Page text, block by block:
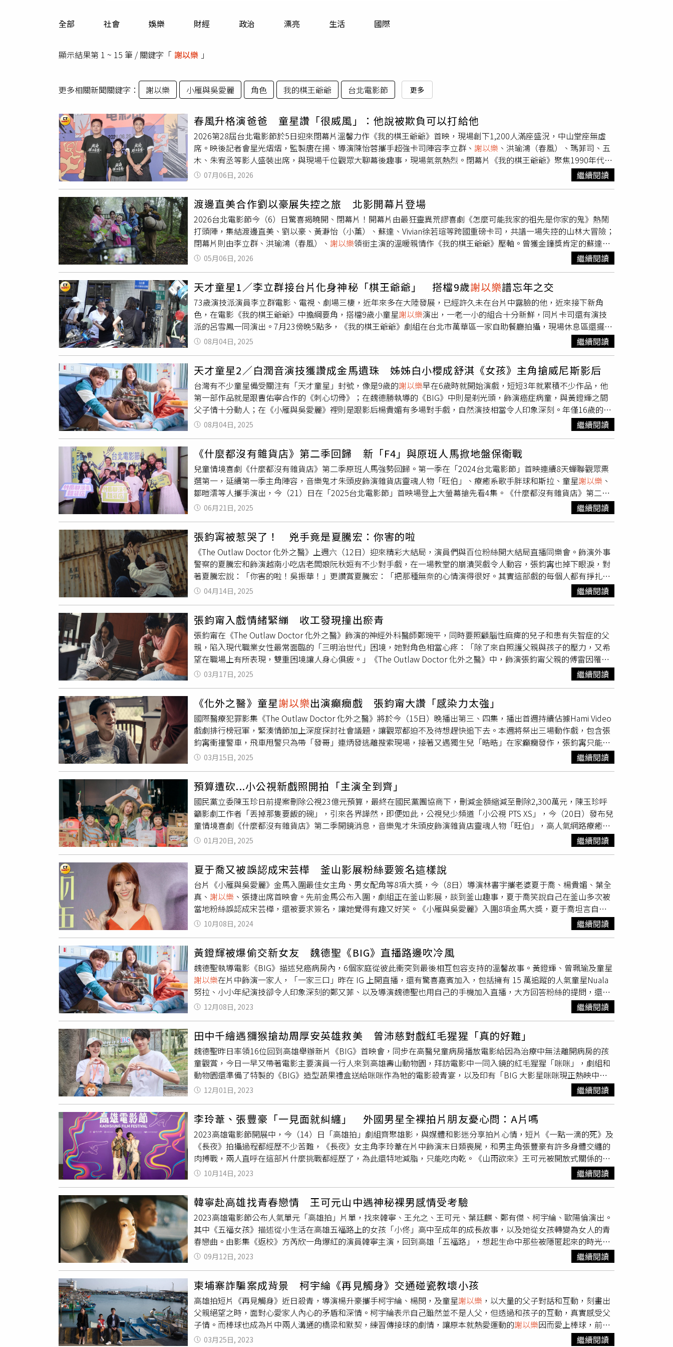
運勢
全部 社會 娛樂 財經 政治 漂亮 生活 國際
顯示結果第 1 ~ 15 筆 / 關鍵字「 謝以樂 」
更多相關新聞關鍵字： 謝以樂 小雁與吳愛麗 角色 我的棋王爺爺 台北電影節 更多
春風升格演爸爸 童星讚「很威風」：他說被欺負可以打給他
2026第28屆台北電影節於5日迎來閉幕片溫馨力作《我的棋王爺爺》首映，現場創下1,200人滿座盛況，中山堂座無虛
席。映後記者會星光熠熠，監製唐在揚、導演陳怡蓉攜手超強卡司陣容李立群、 謝以樂 、洪瑜鴻（春風）、瑪菲司、五
木、朱宥丞等影人盛裝出席，與現場千位觀眾大聊幕後趣事，現場氣氛熱烈。閉幕片《我的棋王爺爺》聚焦1990年代末
的城南萬華，講述孤獨的鑰匙兒童（
飾）與公園裡的退伍老「棋王」（李立群 飾）因象棋對弈相遇，展開一場跨
，並有春風、朱宥
丞、陶傳正等卡司畫龍點睛，透過繁忙台北城一角，共同演繹一段「棋如人生，人生如棋」的庶民生命史。今日首映現
場笑聲與淚水交織，真摯的情感令全場1,200位觀眾深受動容。記者會焦點全在跨世代卡司的精彩互動。久未與台灣觀眾
見面的資深戲骨李立群，在片中飾演靈魂人物「棋王爺爺」。被問到接演契機，他笑說是被劇本中細膩的祖孫情吸引，
為了精準呈現「老棋王」氣勢，劇組還特別找國手級老師幫大家集訓。被問到象棋技術，李立群自嘲：「其實我象棋談
技術可能只有一分兩分，還好指導老師很到位！」導演陳怡蓉則透露，這次能邀請到李立群參與演出，是因為李立群分
享自己生命中也有一位影響他很深的前輩，因此對這個帶有長輩情懷的角色特別有感。李立群戲裡飾演開老兵牛肉麵店
的老伯伯，戲外他也擁有符合角色設定的驚人好廚藝，他分享說：「我很會煮麵食，擀餃子皮、包餃子、手擀麵都會，
牛肉麵的沙茶、紅燒口味也都會，也會炒點簡單的菜。這次在戲裡擀餃子皮的畫面，全都是我自己親自擀的！」在片中
挑大樑演出「小棋王」的謝以樂 則透露，私下為了象棋招式下了不少苦功。他笑說：「我本來只會玩半盤，全盤學完之
後就到處跟別人下象棋，還會特別跑去青年公園看人家下棋。」而片中飾演青年版「小棋王」的朱宥丞也透露，自己原
本完全不會下棋，為了揣摩象棋高手，在象棋指導的密集特訓下苦學基本戰術，心思都放在怎麼上網下棋磨練。台北電
影節閉幕片《我的棋王爺爺》千人首映笑中帶淚，（左起）演員五木、瑪菲司、導演陳怡蓉、演員謝以樂、洪瑜鴻（春
風）、朱宥丞、監製唐在揚出席記者會聊幕後趣事。（圖／黃耀徵攝）這次在片中升格「演爸爸」的洪瑜鴻（春風），
收起過往犀利氣場，展現截然不同的反差演技。春風透露，開拍前特別花時間跟謝以樂相處、培養父子默契，拍攝時好
幾場家族和解的重頭戲，連自己都在鏡頭後被深深感動。談到父子角色互動，謝以樂爆料說，「春風叔叔建議我長大去
當法醫，說很受人尊敬還可以賺很多錢，還叫我以後要養卡斯羅，說是一種很兇、只認主人、看到別人會先咬對方的
狗，可以保護我！」坐在一旁的春風趕緊澄清：「我是說要對動物好一點，我叫他養博美啦！」謝以樂也分享曾去台中
找春風玩，兩人一起去湯姆熊，春風很會夾娃娃。聊到有沒有把春風當爸爸一樣尊敬？ 謝以樂點頭說：「有他當爸爸蠻
威風的，就不會被人欺負，因為他說被欺負就可以打電話給他。」春風當場幽默吐槽：「我是叫你報警！」此外，片中
跨界演出的演員瑪菲司與五木在片中飾演夫妻。兩人透露，為了在銀幕前呈現自然老夫老妻感，開拍前私下花了不少時
間培養感情，同台飆戲激盪出意想不到的火花。五木直說，知道瑪菲司是電商女王，開拍前一天收到她傳訊息寫「請多
指教，老公」，讓他瞬間入戲，更開玩笑說兩人會這麼有CP感是因為「我們就長得這麼配啊」；瑪菲司則調侃五木在戲
裡是個「負責倒垃圾洗碗的工具人，只要老婆有智慧、他負責做就對了。」為完美呈現自助餐店老闆娘的形象，瑪菲司
透露有去觀摩，像是「盤子要敲兩下」的細節等。不過兩人片中是對相愛相殺的夫妻，有場戲不小心打得太起勁，還當
場被導演喊卡阻止說：「要收一點！」
07月06日, 2026 繼續閱讀
渡邊直美合作劉以豪展失控之旅 北影開幕片登場
2026台北電影節今（6）日驚喜揭曉開、閉幕片！開幕片由最狂靈異荒謬喜劇《怎麼可能我家的祖先是你家的鬼》熱鬧
打頭陣，集結渡邊直美、劉以豪、黃瀞怡（小薰）、蘇達、Vivian徐若瑄等跨國重磅卡司，共譜一場失控的山林大冒險；
閉幕片則由李立群、洪瑜鴻（春風）、 謝以樂領銜主演的溫暖親情作《我的棋王爺爺》壓軸。曾獲金鐘獎肯定的蘇達，
首度轉戰電影導演便祭出「自編自導自演」大招，傾心打造喜劇長片《怎麼可能我家的祖先是你家的鬼》（Oh My
Ghost! Oh My God!），故事講述日本天后「歌姬茱麗葉」隨經紀人來台尋根，卻遭祖靈與鬼魂亂入，展開一場驚笑交
挑戰膽量極限，導演蘇達也回歸鏡頭前與眾人飆戲，影視歌三棲的徐若瑄更以重量級角色驚喜現身，演出關鍵的神秘人
物，讓電影更加引發影迷期待。獲知作品榮膺開幕片，導演蘇達既激動又幽默地表示：「怎麼可能首部長片就獲選開幕
片！感謝北影的多元與開放，讓不高的我們有機會跳起來給更多人看見，讓『怎麼可能』變成了『怎麼不可能』！」小
薰（黃瀞怡）也驚呼「不敢相信」，她表示這是一部原住民元素滿滿的幽默之作，能作為開幕片深感榮幸；徐若瑄則感
性分享，這次演出的角色對她而言是非常特別且難忘的存在，很開心能身為其中一份子；男神劉以豪與演員撒基努也紛
紛表達受寵若驚，除了對作品獲選備感期待，也衷心希望大家都會喜歡這部電影。閉幕片《我的棋王爺爺》（The
Grandmaster's Gift）由導演陳怡蓉執導，集結資深戲骨李立群與靈動童星 謝以樂
，細膩刻畫一段忘年棋緣。故事聚焦於
孤單度過童年的鑰匙兒童，在公園邂逅自稱「棋王」的退伍老兵，兩人藉由棋局約定，構築出深厚的情感連結。閉幕片
《我的棋王爺爺》中由去年角逐台北電影獎的春風（洪瑜鴻），挑戰飾演在生計與父愛間拉扯的運將父親。（圖／台北
電影節）去年以《白衣蒼狗》角逐台北電影獎的春風（洪瑜鴻），此次則挑戰飾演在生計與父愛間拉扯的運將父親。三
人透過日常互動累積情感厚度，逐步揭開內心深處的牽掛，讓「對弈」超脫勝負較量，昇華為理解彼此、與人生和解的
溫柔過程。
05月06日, 2026 繼續閱讀
天才童星1／李立群接台片化身神秘「棋王爺爺」 搭檔9歲謝以樂譜忘年之交
73歲演技派演員李立群電影、電視、劇場三棲，近年來多在大陸發展，已經許久未在台片中露臉的他，近來接下新角
色，在電影《我的棋王爺爺》中擔綱要角，搭檔9歲小童星謝以樂演出，一老一小的組合十分新鮮，同片卡司還有演技
派的呂雪鳳一同演出。7月23傍晚5點多，《我的棋王爺爺》劇組在台北市萬華區一家自助餐廳拍攝，現場休息區還擺放
了1998年台北市長競選旗幟，可以由此判斷故事設定的年代。李立群先是走出拍攝場景，在外面與工作人員聊天，一邊
抽菸解癮，抽完菸便搭乘劇組的交通車離去。李立群在片場戴眼鏡、身穿白色polo杉，一身戲服看起來的確很符合公園
則是趁著暑假時，加入劇組拍攝，爸爸四季強也陪著兒子一起待在
片場，在一旁休息區等候。當天收工後，謝以樂的媽媽在個人社群貼出父子倆收工後的照片，一家人在附近尋找在地美
食當晚餐，一起享受溫馨的家庭時光。謝以樂 在《我的棋王爺爺》擔綱關鍵角色。（圖／本刊攝影組）謝以樂爸爸也在
片場陪著兒子拍戲。（圖／本刊攝影組）事後 謝以樂的媽媽還分享全家人在萬華尋找美食的限動。（圖／翻攝自
mola_family IG）《我的棋王爺爺》劇情描述從小就是電視兒童的男孩，在公園遇上退休老兵，自稱是「棋王」，並和
男孩約定每天一起下棋，只要贏了就能獲得50元。與棋王爺爺下棋，成了男孩最快樂的時光，兩人之間也建立起超越年
紀的忘年友誼。然而棋王爺爺突然間離開人世，男孩下定決心未來要在天堂贏得50元獎金，卻在整理遺物時發現象棋大
賽獎牌，原來爺爺是真正的棋王。《我的棋王爺爺》早在2024年就拿下優良電影劇本特優獎，同獎項獲獎的還有近期即
將上映的《我家的事》、以及舞台劇改編的《勸世三姐妹》等，清一色都是以溫馨、親情為主軸。《我家的事》在台北
電影節上映獲好評，《勸世三姐妹》舞台劇北中南巡演也是場場爆滿，如今又有同樣拿下優良劇本的《我的棋王爺
爺》，光是劇情簡介就讓人期待值滿滿。
08月04日, 2025 繼續閱讀
天才童星2／白潤音演技獲讚成金馬遺珠 姊姊白小櫻成舒淇《女孩》主角搶威尼斯影后
台灣有不少童星備受關注有「天才童星」封號，像是9歲的謝以樂早在6歲時就開始演戲，短短3年就累積不少作品，他
第一部作品就是跟曹佑寧合作的《刺心切骨》；在魏德勝執導的《BIG》中則是剃光頭，飾演癌症病童，與黃鐙輝之間
父子情十分動人；在《小雁與吳愛麗》裡則是跟影后楊貴媚有多場對手戲，自然演技相當令人印象深刻。年僅16歲的白
潤音，從7歲就已經入行演戲，精湛演技加上討喜性格一入行就被稱作天才童星，在《親愛的房客》、《老狐狸》中與
莫子儀、陳慕義等演技派對戲，演技也毫不遜色，在兩部作品皆被視作是金馬遺珠。白潤音先前因升國中，專注學業短
暫息影，升上高中後全面復出，是近期備受矚目的新生代演員。白潤音在《老狐狸》中演技精湛，被視作當年金馬入圍
最大遺珠。（圖／華映娛樂提供）17歲的白小櫻是白潤音的姊姊，從10歲就開始出道演戲，12歲就獲得金鐘獎迷你劇集
潛力新人獎，當時獲獎時她曾喊話想要演出電影女主角。在5年後終於如願，她在舒淇執導電影《女孩》中擔綱演出，
該片還入圍威尼斯影展主競賽單元，將角逐最高榮譽金獅獎。白小櫻則有望與艾瑪史東、孫藝真搶影后寶座。白小櫻在
舒淇執導電影《女孩》中擔綱演出，有望搶威尼斯影后。（圖／甲上提供）13歲的林品彤出生在澳洲，8歲就開始劇場
演出，10歲時演出《美國女孩》搭檔方郁婷演出姐妹受到矚目。相隔兩年，年僅12歲的她攜手陳意涵演出《小曉》，她
飾演問題兒童的自然演技，成功奪下金馬影后，創下金馬影史下最年輕影后紀錄。林品彤當年以12歲年紀拿下金馬影
后，創下最年輕紀錄。（圖／本刊攝影組）
08月04日, 2025 繼續閱讀
《什麼都沒有雜貨店》第二季回歸 新「F4」與原班人馬掀地盤保衛戰
兒童情境喜劇《什麼都沒有雜貨店》第二季原班人馬強勢回歸。第一季在「2024台北電影節」首映連續8天蟬聯觀眾票
選第一，延續第一季主角陣容，音樂鬼才朱頭皮飾演雜貨店靈魂人物「旺伯」、療癒系歌手胖球和斯拉、童星謝以樂 、
鄒暟澐等人攜手演出，今（21）日在「2025台北電影節」首映場登上大螢幕搶先看4集。《什麼都沒有雜貨店》第二季
承接第一季輕鬆幽默的情境喜劇風格，並加入四位新成員組成的「F4」出現在雜貨店，讓原本的四人發現自己在雜貨店
的地位岌岌可危，不甘心地展開一場雜貨店地盤保衛戰。劇情描繪孩子們面對成長煩惱與日常困境，讓小觀眾在歡笑中
找到專屬他們的情感共鳴。飾演「旺伯」的朱頭皮對於第二季孩子面臨成長的煩惱，他感嘆：「第二季成長的故事不像
第一季那麼單純，孩子的人生不再是簡簡單單的。」對於新成員「F4」跟原班人馬的四位主角之間的競爭摩擦，朱頭皮
笑稱：「看到四位主角遇到『F4』一起擦出新火花，互相較勁的劇情就像成長的過程中一定會遇到同儕的壓力！」朱頭
皮回憶從小到大學時期的生活都圍繞著雜貨店，直到1985年正值朱頭皮大學時期，便利商店漸漸取代雜貨店，他還是會
特地走到巷口的雜貨店購買生活必需品，也讓他不禁感嘆：「小時候雜貨店隨處可見的時候不懂得珍惜，現在才了解雜
貨店的珍貴。」《什麼都沒有雜貨店》第二季加入四位新成員組成的「F4」，讓原本的四人發現自己在雜貨店的地位岌
岌可危。（圖／公視提供）四位主角經過第一季的拍攝經驗，在第二季有了更多的成長，新一季的劇情也增加更多挑
戰，飾演「大可」的胖球透露：「有一場戲是練習騎腳踏車不裝輔助輪，結果拍攝過程中跌倒了，雖然很痛，但我還是
記得作為演員的身份，把戲演好是最重要的，所以還是忍痛把戲拍完。」第一季導演李權洋於第二季擔任總導演，更在
台北電影節首映現場感動表示：「去年《什麼都沒有雜貨店》第一季參加台北電影節就有觀眾敲碗有新一季，沒想到今
年成真了。」本季加入新的導演組合：林亞佑、戴薇、黃丹琪、林柏瑜、吳季恩。總導演李權洋更表示：「很高興有更
多優秀的演員和導演加入！讓第二季拍攝放鬆許多，跟導演們開編劇會議聊角色、聊童年，把大家的靈感和能量放進雜
貨店裡。」對於增加新角色，他也透露：「本季新推出的『F4』非常有特色，很期待他們在雜貨店與主角們擦出火
花。」《什麼都沒有雜貨店》第二季將於8月30日起播出。（圖／公視提供）導演黃丹琪笑稱自己在《什麼都沒有雜貨
店》中是「新同學」，也分享拍《什麼都沒有雜貨店》跟當媽媽的感覺很像，她坦言：「有種一起重新長大的感覺。跟
這些同學們一起玩、一起說故事，有時候提醒他們、有時候鼓勵他們，更多時候是在螢幕前感到幸福，這八位同學真的
太可愛啦！」面對小主角們在第二季飆速成長，她更透露：「第二季孩子都比第一季都更成熟了，尤其是胖球飾演的大
可已經是個少女了！如何在原本的角色中融合成長的樣子，是本季最大的挑戰。」《什麼都沒有雜貨店》第二季喜旺來
商號又開張啦！經過這段時間，從台北搬來的小傑，變成了徹頭徹尾 的「在地人」，與活潑的阿樂、知識控大可、貪吃
鬼小可，還有老頑童旺伯，成為了真正的好朋友，一起度過吵吵鬧鬧的每一天。新的一季，他們開始長大，吵得更兇，
哭得更大聲，跑得更遠，卻總是笑著回來。因為，真正的好朋友，不是永遠不吵架，而是吵完之後，依舊可以用力和
好。《什麼都沒有雜貨店》第二季8/30起，每週六晚間7:00，「小公視」頻道、「小公視YT」、「公視＋」播出，一次
連播兩集。
06月21日, 2025 繼續閱讀
張鈞𡩋被惹哭了！ 兇手竟是夏騰宏：你害的啦
《The Outlaw Doctor 化外之醫》上週六（12日）迎來精彩大結局，演員們與百位粉絲開大結局直播同樂會。飾演外事
警察的夏騰宏和飾演越南小吃店老闆娘阮秋姮有不少對手戲，在一場教堂的崩潰哭戲令人動容，張鈞𡩋也掉下眼淚，對
著夏騰宏說：「你害的啦！吳振華！」更讚賞夏騰宏：「把那種無奈的心情演得很好。其實這部戲的每個人都有掙扎跟
無奈的時候，包括移工、還有遇到這些事情的人，吳振華在最後一段總結了大家的心情。」遠在越南的男主角「發哥」
連炳發也分享：「兩年前來台灣拍戲，真的覺得非常開心！ 越南粉絲們覺得《The Outlaw Doctor 化外之醫》的品質超
好，很替我開心，非常感謝大家。」飾演張鈞𡩋患有腦性麻痺兒子的「天才童星」
起粉絲驚呼連連。楊一展在《The Outlaw Doctor 化外之醫》飾演人力仲介劉天誠，當晚在家陪爸媽一起觀賞大結局，
逗趣地說：「有點不太自在，我很少和爸媽一起看我拍的戲，所以剛剛都在看我爸媽的反應。」引起全場大笑，網友更
盛讚「楊一展的演出顛覆了以往的形象，演技真的很出色！」蔡亘晏在《The Outlaw Doctor 化外之醫》飾演「威大第
一美」護理師林靜鈺，角色個性自在奔放、忠於自我，談到演出《The Outlaw Doctor 化外之醫》，蔡亘晏分享道：
「自己的親妹妹就是護理師，回到家的時候常常房子走一圈怎麼沒看到人，才發現人在腳下，妹妹累到直接躺在地上就
睡著了，真的非常心疼，也讓我更尊重醫護專業這份工作。」許安植飾演年輕氣盛的檢察官周傳蕙，連夜追捕因非法執
業害死自己父親的連炳發，角色對觀眾來說不太討喜，許安植說：「距離拍攝已經兩年後，現在再看這部戲時自己也覺
得天啊，周傳蕙也太令人討厭了吧！」引起全場笑聲，大結局直播同樂會的現場觀眾也特別回饋，因自己的工作會和檢
察官有所接觸，「某些時候檢察官必須做出這樣的抉擇。」《The Outlaw Doctor 化外之醫》演員出席大結局直播同樂
會，演員及粉絲們笑聲中也夾雜著淚水，氣氛很High。（圖／公視、中華電信、瀚草文創）「搖滾教父」黃大煒影集處
女秀獻給了《The Outlaw Doctor 化外之醫》，飾演一位經營醫療器材代理進口的企業家，他分享：「這部影集真的剪
接得太好了，我都不認得那是我自己，還好我是黃大煒，不是那個壞蛋！」黃大煒更與音樂總監POLO WL一同創作並演
唱片尾主題曲〈The Way I Feel〉。越南演員阮秋姮看完大結局也感動落淚：「二十年前我媽媽也是來台灣的移工，我
才有機會來這裡唸書。台灣真的是一個很美的地方，讓我在台灣有很多美好的生活，希望大家可以關注在台灣每一個角
落裡不同的族群。」大結局播出當天正巧是2025大甲媽祖遶境的回鑾日，導演廖士涵分享拍戲時剛好巧遇大甲媽祖遶
境，「我臨時突發奇想，才拍下連炳發與楊一展在鑽轎底的珍貴畫面。」導演更透露，「結果一拍完後劇組所有的人都
去鑽轎底！」，全場再度陷入一片笑聲。詹淳皓導演也分享：「結局的安排真的思考很久，有大甲媽祖遶境的這個橋
段，才能把故事中所有角色的信念收束在一起。」《The Outlaw Doctor 化外之醫》連炳發在影集中與張鈞𡩋及其兒子
相處融洽。（圖／公視、中華電信、瀚草文創）《The Outlaw Doctor 化外之醫》每週日晚間8點在八大戲劇台播出，每
次播出兩集。中華電信MOD、Hami Video、公視+、愛奇藝國際版、越南K+和印尼CATCHPLAY+已全數上線。
04月14日, 2025 繼續閱讀
張鈞甯入戲情緒緊繃 收工發現撞出瘀青
張鈞甯在《The Outlaw Doctor 化外之醫》飾演的神經外科醫師鄭琬平，同時要照顧腦性麻痺的兒子和患有失智症的父
親，陷入現代職業女性最常面臨的「三明治世代」困境，她對角色相當心疼：「除了來自照護父親與孩子的壓力，又希
望在職場上有所表現，雙重困境讓人身心俱疲。」《The Outlaw Doctor 化外之醫》中，飾演張鈞甯父親的傅雷因罹患
失智症，須長期由外籍移工瑪麗亞的看顧，談到一場須由鄭琬平協助失智症父親在浴室中坐上輪椅的對手戲，張鈞甯表
示，「因為兩個角色都是在情緒緊繃的狀態下演出，鄭琬平須耗盡全身的力氣搬移體型較高壯的父親，下戲後才發現自
己身上因為碰撞多了許多瘀青。」觀眾也感受到張鈞甯為了揣摩身心煎熬的角色，展現了不同的情緒張力。導演詹淳皓
（前排左起）、監製湯昇榮、主演許安植、夏騰宏與謝以樂出席《The Outlaw Doctor 化外之醫》誠品特映講座。（圖
／公視、中華電信、瀚草文創）許安植、夏騰宏與監製湯昇榮、導演詹淳皓於第三集播出前 （15日）共同出席誠品特映
講座，與觀影民眾一同搶先看！飾演外事警察的夏騰宏為台灣和印尼新二代的身份，和飾演檢查檢察官的許安植到處追
查可疑的外籍醫師連炳發，夏騰宏表示「為了揣摩這個角色，投入了大量的心力在練習不同語言，背台詞時真的差點被
考倒，另外體能上也是一大考驗，光是一顆鏡頭，可能就要重複跑十次！」許安植在接獲檢察官的角色後，參考《黑暗
榮耀》中廉惠蘭飾演的角色「姜賢南」，「我告訴自己就算是被討厭也沒關係，就是要做到最好！」飾演張鈞甯獨生子
的演員謝以樂
被譽為新一代「天才童星」，也在誠品特映講座驚喜登場！「因為很擔心演不好，所以拍攝之前每天都在
練習走路的姿態和癲癇發作的樣子。」
03月17日, 2025 繼續閱讀
《化外之醫》童星謝以樂出演癲癇戲 張鈞甯大讚「感染力太強」
國際醫療犯罪影集《The Outlaw Doctor 化外之醫》將於今（15日）晚播出第三、四集，播出首週持續佔據Hami Video
戲劇排行榜冠軍，緊湊情節加上深度探討社會議題，讓觀眾都迫不及待想趕快追下去。本週將祭出三場動作戲，包含張
鈞𡩋衝撞警車，飛車甩警只為帶「發哥」連炳發逃離搜索現場，接著又遇獨生兒「晧晧」在家癲癇發作，張鈞𡩋只能再
度飆速開車前往醫院，還有連炳發與夏騰宏、許安植拍完之後都累到難忘的商場追逐戲。張鈞𡩋談到面對「晧晧」突然
：「感染力太強！」劇中，飾演張鈞𡩋獨生子的演員謝以樂
是新一代「天才童星」，他近年頻繁出現在不同影視作品中，包含兒童情境喜劇《什麼都沒有雜貨店》、電影《BIG》
和《小雁與吳愛麗》，此次在影集中飾演患有腦性麻痺的孩子「晧晧」，平日乖巧懂事卻又頗有個性，經常陪著忙碌的
「媽媽」張鈞𡩋在醫院工作，在前兩集的重要手術中都是小幫手，讓觀眾直呼「連炳發就像『怪醫黑傑克』，謝以樂則
是他身邊的得力助手『皮諾可』」；也有劇迷認為謝以樂飾演的晧晧根本是「化外版柯南」，網友笑說：「真的是『外
表看似小孩，智慧卻過於常人』！」謝以樂（左）飾演的「晧晧」在手術中擔任幫手，讓連炳發開始信任這個聰慧的孩
子。（圖／公視、中華電信、瀚草文創提供）
拍攝《化外之醫》時年僅7歲，由於他要演出腦性麻痺的肢體狀
態，前置時期每天都在揣摩練習走路時的姿態和癲癇發作時的模樣，張鈞𡩋表示雖然偶爾要提醒他做出「恐龍手」，但
對方都能立刻投入演出狀態。談到母子兩人情緒肢體都在極度緊繃狀態的癲癇戲，張鈞𡩋表示該場戲很依賴對方和自己
及導演之間的互信感，「導演當下會給指令，例如：『手再更抖一點。』」但她感受到，「孩子很單純，當他相信這件
事情時，他就能進入這個狀態。」她也忍不住心疼的說：「如果鏡頭只帶到我的臉，我就會叫他（謝以樂 ）去休息，不
要一直躺在地上。我用想像的就能演了！」值得一提的是，「搖滾教父」黃大煒出道將近40年，影集處女秀獻給了《化
外之醫》，飾演一位經營醫療器材代理進口的企業家，同時也是關注移工議題的慈善家，在移工圈赫赫有名，他的角色
將帶出更多與移民工相關的議題。黃大煒不僅為了參與演出投入大量心力，更親自創作並演唱片尾主題曲〈The Way I
Feel〉，「這是部非常寫實、隨時感受到人生的無奈，同時面對人性本善，同理心中看到一絲希望，令人內心感動的好
劇。我們珍惜著，因為每一條生命都是珍貴而脆弱的。不分背景、地位，我們都有責任讓世界變得更美好。」張鈞𡩋
（右）和童星謝以樂有許多對手戲。（圖／公視、中華電信、瀚草文創提供）《The Outlaw Doctor 化外之醫》講述在
深夜幽暗的停屍間，一場祕密手術使兩位素昧平生的角色命運交織。醫生鄭琬平（張鈞𡩋 飾）專心治療病童，卻忽略了
自己的孩子；越南整型外科醫生范文寧（連炳發 飾）為了支付母親龐大的醫療費在台非法執業。這部影集以真實社會議
題為背景，深入探討地下社會中人性的掙扎與艱辛。《The Outlaw Doctor 化外之醫》於每週六晚間9點在公視播出，每
次播出兩集，共11集；同日晚上10點（臺灣時間），中華電信MOD、Hami Video、公視+、愛奇藝國際版、越南K+和印
尼CATCHPLAY+同步上線，八大戲劇台自4月6日起，每週日晚間8點播出，每次播出兩集。
03月15日, 2025 繼續閱讀
預算遭砍...小公視新戲照開拍「主演全到齊」
國民黨立委陳玉珍日前提案刪除公視23億元預算，最終在國民黨團協商下，刪減金額縮減至刪除2,300萬元，陳玉珍呼
籲影劇工作者「丟掉那隻要飯的碗」，引來各界譁然，即便如此，公視兒少頻道「小公視 PTS XS」，今（20日）發布兒
童情境喜劇《什麼都沒有雜貨店》第二季開鏡消息，音樂鬼才朱頭皮飾演雜貨店靈魂人物「旺伯」，高人氣網路療癒系
歌手胖球和親妹妹斯拉、新銳童星
、鄒暟澐全員到齊。《什麼都沒有雜貨店》第一季播出以來深受許多親子觀眾
喜愛，對於新一季的劇情挑戰，斯拉表示很期待自己被潑水的戲；胖球則說這次和爸爸一起寫了更多的歌曲，她還特別
謝以樂分享，相較第一季的拍攝經驗較少，他在第二季時更會記台詞了；
他說：「之前都是演難過、生病、死掉的戲，《什麼都沒有雜貨店》是喜劇，有更多可以發揮。」他說現在越來越多人
認出自己並要求拍照。熱愛演戲的他喊話：「我要把小時候演完再把長大的角色演完。」鄒暟澐在劇中飾演「阿樂」，
在最新一季有感情線，但他最期待的是煮飯的戲份；其實鄒暟澐是家中大廚是，他開心分享：「今年多了一個技能是煮
檸檬魚和處理魚肉。」去年過年在家他煮了一桌年菜，今年夜飯也準備大展身手讓家人品嚐。而劇中的靈魂人物朱頭皮
連續兩季和4位小朋友合作，默契越來越好，但他也開玩笑說：「跟姊妹講一下不要這麼嚴肅啦！」原來在拍攝過程經
常聽到胖球和斯拉認真在管秩序，他笑說拍戲要輕鬆愉快才會有化學變化。有趣的是，朱頭皮和雜貨店很有緣分，他不
只在《什麼都沒有雜貨店》演雜貨店老闆，音樂劇《春天佇佗位》也是，他笑說：「這可能是命定角色，未來不無可能
真的來開雜貨店。」他回憶起小時候對雜貨店的印象，就是阿公開的小間雜貨店，「雖然什麼都沒有，但是要東西的時
候打一通電話就有人送來，連客人要江蕙錄音帶都有人馬上送來。」他繼續說：「大家就是互相認識，什麼都沒有也是
因為大家願意幫忙，才變得什麼都有。」另外，小公視臉書粉絲專頁同步舉辦「徵文拿好禮」活動，啟發孩子們的想像
力與敘事能力！邀請全國國小生擔任編劇，想像自己是劇中最愛的角色，創作屬於自己的雜貨店故事。參與投稿即有機
會獲得《什麼都沒有雜貨店》原創童書上下兩冊！活動時間從1月21日舉辦到3月14日，詳情請見小公視粉專置頂貼文。
01月20日, 2025 繼續閱讀
夏于喬又被誤認成宋芸樺 釜山影展粉絲要簽名這樣說
台片《小雁與吳愛麗》金馬入圍最佳女主角、男女配角等8項大獎，今（8日）導演林書宇攜老婆夏于喬、楊貴媚、葉全
真、 謝以樂 、張捷出席首映會。先前金馬公布入圍，劇組正在釜山影展，談到釜山趣事，夏于喬笑說自己在釜山多次被
當地粉絲誤認成宋芸樺，還被要求簽名，讓她覺得有趣又好笑。《小雁與吳愛麗》入圍8項金馬大獎，夏于喬坦言自己
對入圍的確有壓力，「因為通常書宇導演的女主角都會入圍，但如果沒入圍的話，會覺得是不是我拖垮她。」但看到自
己入圍影后，但老公林書宇沒入圍最佳導演，心情又有點複雜，「雖然原創劇本也很棒，但看到他沒有入圍最佳導演我
有點難過，我只是沒有講出來。」夫妻倆就是擁抱代替安慰。林書宇則表示看到演員群受到肯定就很開心，「尤其是喬
喬被肯定這件事讓我很興奮，那個入圍數字讓我放下心，算是個肯定。」被問到有沒有曾經動念或許下心願，一定要拍
部作品讓老婆夏于喬得獎，林書宇笑回：「當然會有這個念頭，但不會說出來，應該是說更希望她的演技被看到，被肯
定，畢竟她不是科班出身。」夏于喬以《小雁與吳愛麗》入圍金馬影后，導演老公林書宇為另一半開心。（圖／楊澍
攝）劇組上周出席釜山影展活動，夏于喬、楊貴媚開心跟池昌旭、坂口健太郎等男星合照。提到釜山趣事，夏于喬笑說
《我的少女時代》在韓國很紅，她走在路上多次被誤認成宋芸樺，笑喊：「真的有人問我是不是宋芸樺，還拿照片給我
簽名，我就說我不是。後來看粉絲表情，我就想說算了，反正粉絲看不懂中文，就簽了我的名字。」聽到有人叫她宋芸
樺，還會下意識跟對方揮手。此外，汪建民昨因肺腺癌病逝，先前曾傳出楊貴媚基金會有資助汪建民醫藥費，對此楊貴
媚表示跟汪建民沒有合作，只有一起參與電影《無聲》演出，「他很開朗，跟誰都很好，但我們當時拍攝時沒有遇
到。」《小雁與吳愛麗》將於10月10日全台上映。《小雁與吳愛麗》舉辦首映會，導演林書宇、監製苗華川、張林翰、
夏于喬、楊貴媚、葉全真、謝以樂、張捷出席。（圖／楊澍攝）
10月08日, 2024 繼續閱讀
黃鐙輝被爆偷交新女友 魏德聖《BIG》直播路邊吹冷風
魏德聖執導電影《BIG》描述兒癌病房內，6個家庭從彼此衝突到最後相互包容支持的溫馨故事。黃鐙輝、曾珮瑜及童星
謝以樂在片中飾演一家人，「一家三口」昨在 IG 上開直播，還有驚喜嘉賓加入，包括擁有 15 萬追蹤的人氣童星Nuala
努拉、小小年紀演技卻令人印象深刻的鄭又菲、以及導演魏德聖也用自己的手機加入直播，大方回答粉絲的提問，還透
露自己正在路邊，沒想到話匣子一開就站在寒風中聊了一個小時，直播結束前更說：「好冷喔我可以先退出」，笑翻眾
（左下）、飾演老婆的曾珮瑜（右上），以及導演
魏德聖（右下）一起參與直播。（圖／翻攝自黃鐙輝IG直播）直播過程還有網友留言爆料「黃鐙輝交新女朋友」，震撼
發言令眾人一頭霧水，隨後曾珮瑜才解釋電影劇本中，黃鐙輝與她離婚之後另結新歡，有另一段感情的發展，魏德聖也
透露因為考量到電影的篇幅太長，最後還是忍痛把這段故事線剪掉，笑著表示這位網友應該是有看過劇本的工作人員，
才知道有這一段劇情。片中鄭又菲、于卉喬、郭大睿、努拉、滕韋煦、謝以樂六位小演員的光頭造型也令觀眾十分好
奇，留言詢問六人是否都真的為戲落髮，在片中飾演黃鐙輝、曾珮瑜兩人孩子的童星謝以樂也加碼爆料，五個年紀較大
的小演員都有剃光頭，只有年紀最小的努拉沒有。導演則解釋努拉光頭的畫面只有 2、3 個鏡頭、且她的髮質比較柔軟
12月08日, 2023 繼續閱讀
田中千繪遇獼猴搶劫周厚安英雄救美 曾沛慈對戲紅毛猩猩「真的好難」
魏德聖昨日率領16位回到高雄舉辦新片《BIG》首映會，同步在高醫兒童病房播放電影給因為治療中無法離開病房的孩
童觀賞，今日一早又帶著電影主要演員一行人來到高雄壽山動物園，拜訪電影中一同入鏡的紅毛猩猩「咪咪」，劇組和
動物園還準備了特製的《BIG》造型蔬果禮盒送給咪咪作為牠的電影殺青宴，以及印有「BIG 大影星咪咪現正熱映中」
字樣的禦寒毛巾，咪咪迫不及待地開始享用蔬果禮盒，也靠在玻璃窗前看著曾經一起合作的演員們，畫面十分有趣。曾
沛慈飾演動物保育員，有一場與「咪咪」互動的劇情，因為無法事前排練，讓曾沛慈大呼與動物對戲「真的好難」。今
野生獼猴群，田中千繪舉起手機想拍照片，不料手中的紙袋被半路劫走，兩人驚魂未定之際，周厚安一個箭步挺身而出
轉移獼猴的注意力，將其中一個紙袋拾回物歸原主，算是今日動物園之旅有驚無險的小插曲。田中千繪事後表示，原本
只是想拍照，沒料到自己的動作引起獼猴的注意，雖然有一點嚇到，不過不減她對獼猴的喜愛。周厚安（右）轉移野生
獼猴的注意力，將被搶的紙袋拾回物歸原主。（圖／米倉影業提供）導演魏德聖分享《BIG》創作的理念，因為在醫院
裡接受治療的孩子不能隨意離開病房，到動物園玩更是不可能的戶外活動，因此特別在劇情裡加入一段參觀動物園的劇
情，藉此呈現角色們不同的心境變化，同時也打破大眾對於兒童癌症病房嚴肅、冰冷的刻板印象，以明亮的畫面、輕鬆
的劇情和生動的動畫片段，帶領觀眾重新感受生命意義。曾沛慈（右）有一場與紅毛猩猩「咪咪」互動的劇情，因為無
法事前排練，讓曾沛慈大呼與動物對戲「真的好難」。（圖／米倉影業提供）
12月01日, 2023 繼續閱讀
李玲葦、張豐豪「一見面就糾纏」 外國男星全裸拍片朋友憂心問：A片嗎
2023高雄電影節開展中，今（14）日「高雄拍」劇組齊聚雄影，與媒體和影迷分享拍片心情，短片《一點一滴的死》及
《長夜》拍攝過程都經歷不少苦難，《長夜》女主角李玲葦在片中飾演末日類喪屍，和男主角張豐豪有許多身體交纏的
肉搏戰，兩人直呼在這部片什麼挑戰都經歷了，為此還特地減脂，只能吃肉乾。《山雨欲來》王可元被開放式關係的歐
陽倫傷透心。（圖／高雄電影節提供）「高雄拍」劇組齊聚雄影，回憶拍片過程，李玲葦和張豐豪笑說彼此「一見面就
在糾纏」，兩人都沒有把對方當作異性來看，李玲葦表示這樣對她來說比較不尷尬，較好對戲，由於兩人在片中泥濘滿
身又沒穿什麼衣服，她爆料張豐豪身材很好，但兩人也傷痕累累，不只上山下海還要在地上爬，翻來覆去膝蓋都瘀青，
不過李玲葦直呼這是她首次演出打鬥戲，覺得經驗相當特別。《山雨欲來》源於導演莊詠翔的真實經歷，他說自己就是
片中歐陽倫「渣男」的角色，表示自己事後回顧，就是一個開放式關係的人暈船、回不來的感覺，相信能引起不少人共
鳴。首次演戲就全裸的外國男星黃餒狸說自己很緊張，「我知道我會全裸，但後來覺得滿好玩，拍片地在深山，場景也
很漂亮」，笑說身邊親友很怕他被騙，問他「你是去拍A片嗎？」他趕緊否認。反觀王可元則慶幸自己「把衣服一件一
件穿回去」，不過他在片中一往情深，被開放式關係的歐陽倫傷透心，歐陽倫笑說自己現實中和片中完全相反，演員樂
趣就是能透過角色，達到現實生活中不會做的事情。《一點一滴的死》劇組。（圖／高雄電影節提供）《一點一滴的
死》則描述一對姊妹住在派對、毒品充斥的二手電器行，遭受性暴力威脅的沈重故事，片中有段妹妹目睹姊姊被強暴的
片段，導演劉純佑表示，拍攝時顧慮到演員年紀小，沒有讓賴雨霏看到整個過程，且是告訴她「看到姊姊被打」的情
境，希望不要因此造成心中陰影。飾演強暴者的彭士詮表示，排練該幕時是導演親自跟他示範，現場距離不好抓，導演
直接跟他身體貼緊緊，笑說這年頭導演真的不好當。賴雨霏則說印象最深的是劇組真的把10幾隻老鼠放在她腳邊，令人
毛骨悚然，不過她笑說自己不怕老鼠，還覺得牠們很可愛。《五福女孩》被稱為「學霸演員群」，兩位學生演員李芝儀
（左）、王婕都是雄女學生。（圖／高雄電影節提供）演活電影《小藍》中渣男校草的葉廷麒，這次在《一個女人生命
10月14日, 2023 繼續閱讀
韓寧赴高雄找青春戀情 王可元山中遇神秘裸男感情受考驗
2023高雄電影節公布人氣單元「高雄拍」片單，找來韓寧、王允之、王可元、葉廷麒、鄭有傑、柯宇綸、歐陽倫演出。
其中《五福女孩》描述從小生活在高雄五福路上的女孩「小佟」高中至成年的成長故事，以及她從女孩轉變為女人的青
春戀曲。由影集《返校》方芮欣一角爆紅的演員韓寧主演，回到高雄「五福路」，想起生命中那些被隱匿起來的時光，
並到雄女海選中挖掘出素人演員李芝儀和王婕。吳奕蓉、新秀演員戴雅芝在《泳夜》上演悲喜交織的母女情。（圖／高
雄電影節提供）《泳夜》則聚焦在母女情，由新銳導演林柏瑜，聚集《大桔大利闔家平安》榮獲金鐘視后的吳奕蓉、新
秀演員戴雅芝，共譜一段關於失去與和解的生命故事。林柏瑜曾以高雄拍短片《看海》入圍第59屆金馬獎最佳劇情短片
獎、短片《少年阿堯》也曾入圍國內外各大電影節獎項，作品備受矚目。演員柯宇綸在《再見觸身》和童星演員
詮釋深刻父子情。（圖／高雄電影節提供）演員柯宇綸在《再見觸身》和童星演員 謝以樂詮釋深刻父子情，以臺灣常見
的「假車禍真詐財」交通事件出發，講述一對父子間獨特的互動及分離的故事，藉此梳理愛恨交織的家庭關係。導演莊
詠翔短片《山雨欲來》由《我們與惡的距離》演員王可元、《寶米恰恰》演員歐陽倫，及首次獻身戲劇演出的法國型男
黃餒狸（Neili）主演，描述一段迷失在山林中的同志之愛，以及面對慾望考驗時，兩人內心的轉變，暗潮洶湧的情愫和
09月12日, 2023 繼續閱讀
柬埔寨詐騙案成背景 柯宇綸《再見觸身》交通碰瓷教壞小孩
高雄拍短片《再見觸身》近日殺青，導演楊升豪攜手柯宇綸、楊閔，及童星謝以樂 ，以大量的父子對話和互動，刻畫出
父親絕望之時，面對心愛家人內心的矛盾和深情。柯宇綸表示自己雖然並不是人父，但透過和孩子的互動，真實感受父
子情。而棒球也成為片中兩人溝通的橋梁和默契，練習傳接球的劇情，讓原本就熱愛運動的謝以樂因而愛上棒球，前陣
子更和家人加入世界棒球經典賽熱潮，為中華隊加油。《再見觸身》柯宇綸、
靠棒球維繫父子情。（圖／高雄市
03月25日, 2023 繼續閱讀